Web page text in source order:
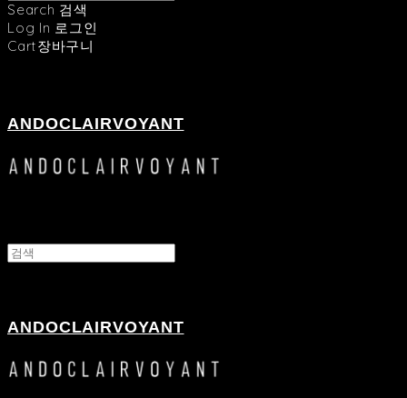
Search 검색
Log In 로그인
Cart장바구니
ANDOCLAIRVOYANT
ANDOCLAIRVOYANT